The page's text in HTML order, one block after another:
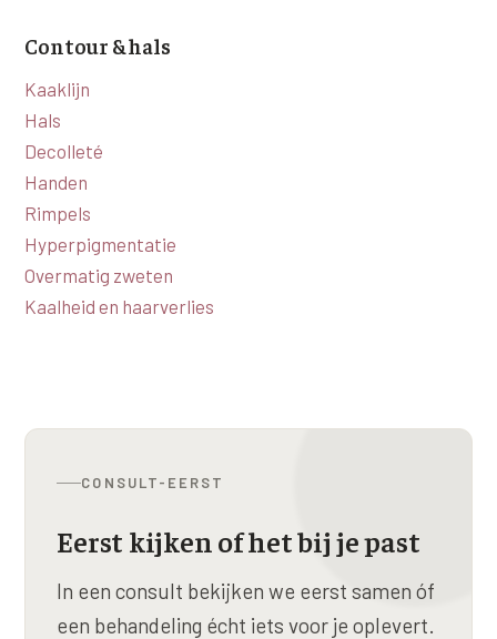
Contour & hals
Kaaklijn
Hals
Decolleté
Handen
Rimpels
Hyperpigmentatie
Overmatig zweten
Kaalheid en haarverlies
CONSULT-EERST
Eerst kijken of het bij je past
In een consult bekijken we eerst samen óf
een behandeling écht iets voor je oplevert.